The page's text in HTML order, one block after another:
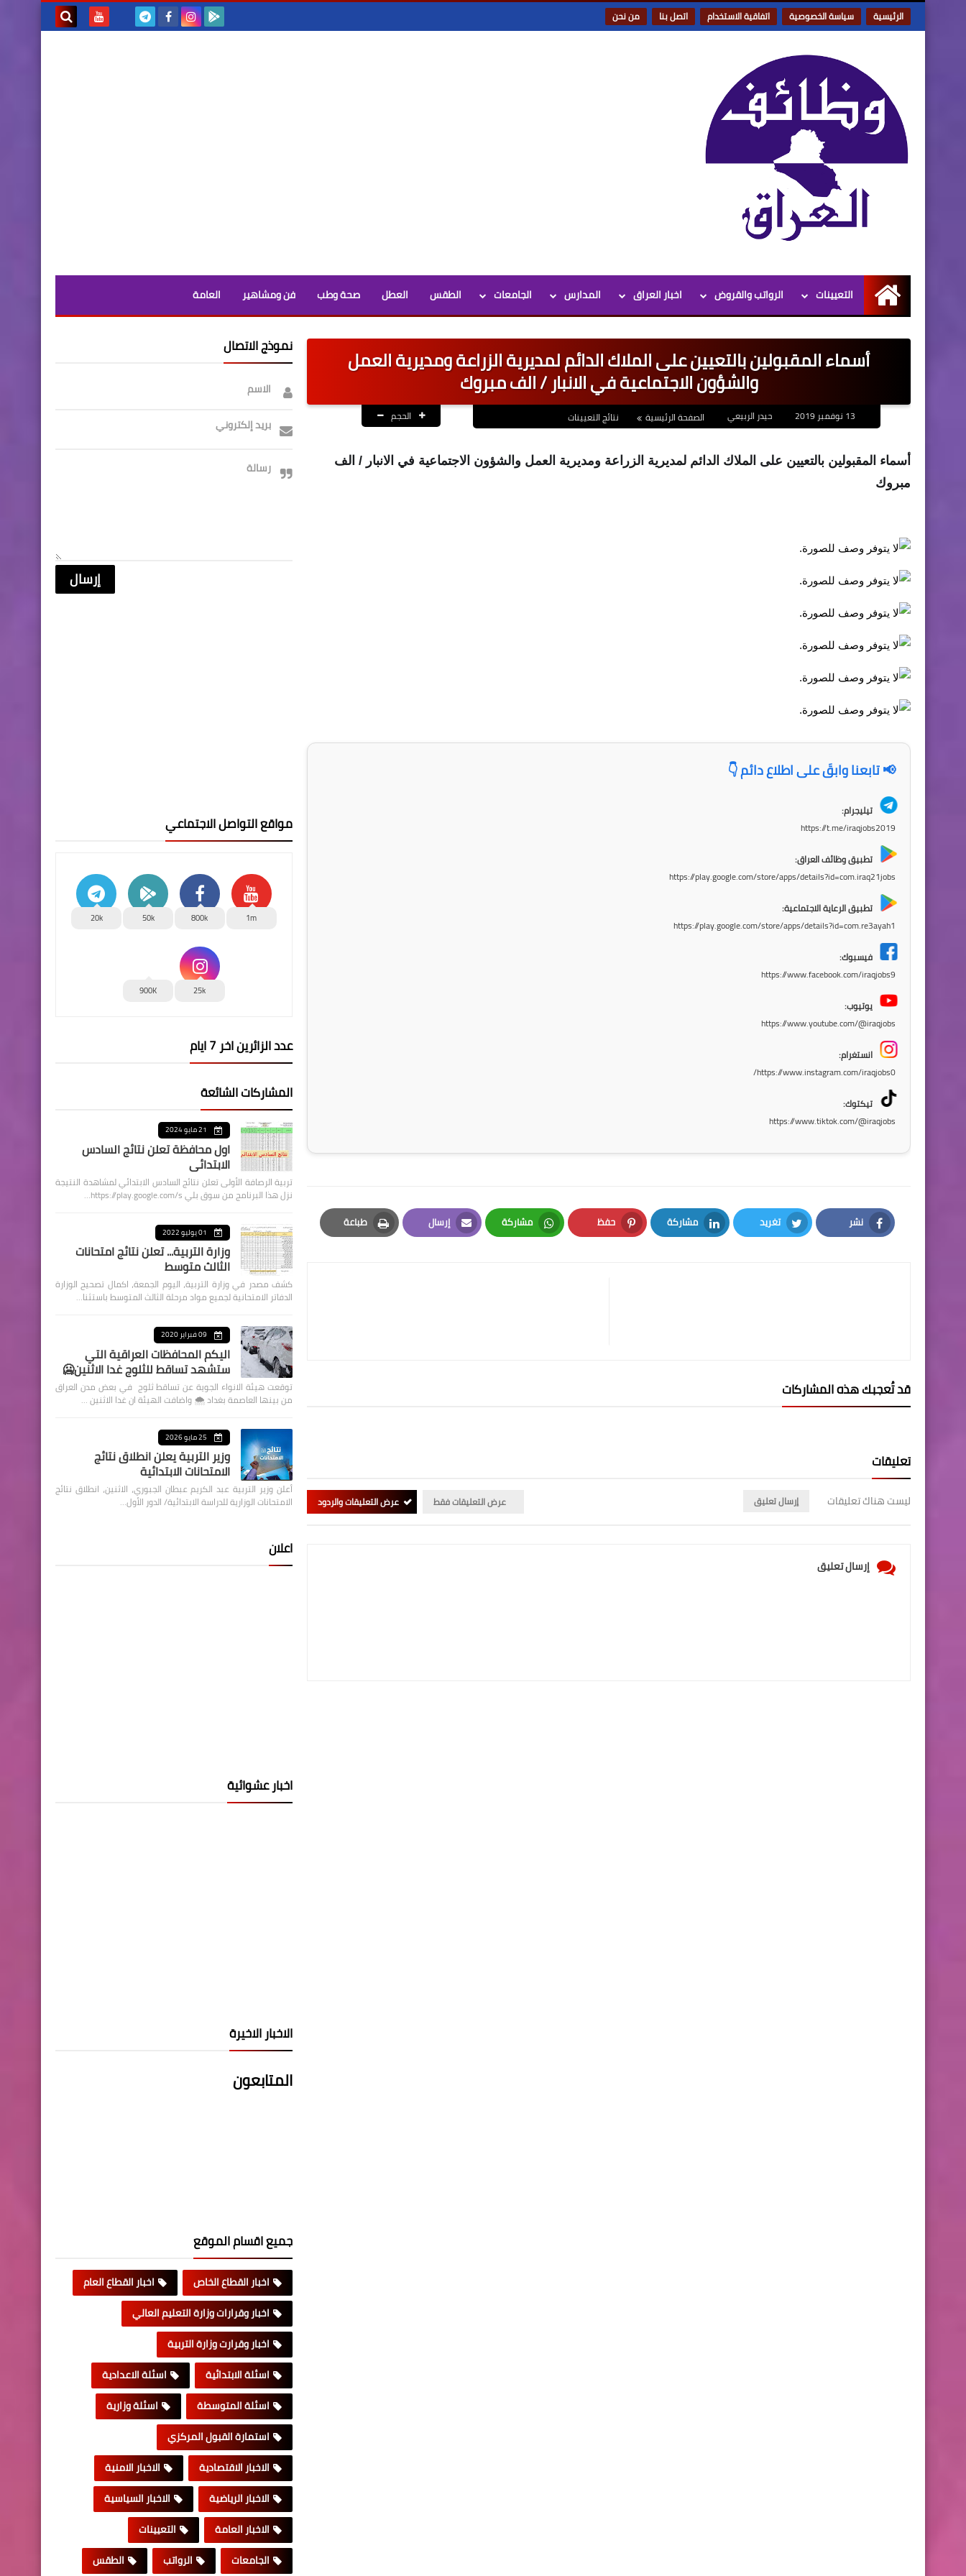
الرئيسية سياسة الخصوصية اتفاقية الاستخدام اتصل بنا من نحن
الرئيسية
التعيينات الرواتب والقروض اخبار العراق المدارس الجامعات الطقس العطل صحة وطب فن ومشاهير العامة
أسماء المقبولين بالتعيين على الملاك الدائم لمديرية الزراعة ومديرية العمل
والشؤون الاجتماعية في الانبار / الف مبروك
حيدر الربيعي الصفحة الرئيسية نتائج التعيينات الحجم
أسماء المقبولين بالتعيين على الملاك الدائم لمديرية الزراعة ومديرية العمل والشؤون الاجتماعية في الانبار / الف
مبروك
📢 تابعنا وابقَ على اطلاع دائم 👇
تيليجرام:
https://t.me/iraqjobs2019
تطبيق وظائف العراق:
https://play.google.com/store/apps/details?id=com.iraq21jobs
تطبيق الرعاية الاجتماعية:
https://play.google.com/store/apps/details?id=com.re3ayah1
فيسبوك:
https://www.facebook.com/iraqjobs9
يوتيوب:
https://www.youtube.com/@iraqjobs
انستغرام:
https://www.instagram.com/iraqjobs0/
تيكتوك:
https://www.tiktok.com/@iraqjobs
نشر
Facebook
تغريد
Twitter
مشاركة
LinkedIn
حفظ
Pinterest
مشاركة
Whatsapp
إرسال
Email
طباعة
Print
قد تُعجبك هذه المشاركات
تعليقات
ليست هناك تعليقات إرسال تعليق عرض التعليقات فقط عرض التعليقات والردود
إرسال تعليق
نموذج الاتصال
الاسم
بريد إلكتروني
رسالة
مواقع التواصل الاجتماعي
1m
800k
50k
20k
25k
900K
عدد الزائرين اخر 7 ايام
المشاركات الشائعة
21 مايو 2024
اول محافظة تعلن نتائج السادس
الابتدائي
تربية الرصافة الأولى تعلن نتائج السادس الابتدائي لمشاهدة النتيجة
نزل هذا البرنامج من سوق بلي https://play.google.com/s…
01 يوليو 2022
وزارة التربية... تعلن نتائج امتحانات
الثالث متوسط
كشف مصدر في وزارة التربية، اليوم الجمعة، اكمال تصحيح الوزارة
الدفاتر الامتحانية لجميع مواد مرحلة الثالث المتوسط باستثنا…
09 فبراير 2020
اليكم المحافظات العراقية التي
ستشهد تساقط للثلوج غدا الاثنين🥶
توقعت هيئة الانواء الجوية عن تساقط ثلوج في بعض مدن العراق
من بينها العاصمة بغداد ⁦🌨️⁩ واضافت الهيئة ان غدا الاثنين …
25 مايو 2026
وزير التربية يعلن انطلاق نتائج
الامتحانات الابتدائية
أعلن وزير التربية عبد الكريم عبطان الجبوري، الاثنين، انطلاق نتائج
الامتحانات الوزارية للدراسة الابتدائية/ الدور الأول…
اعلان
اخبار عشوائية
الاخبار الاخيرة
المتابعون
جميع اقسام الموقع
اخبار القطاع الخاص
اخبار القطاع العام
اخبار وقرارات وزارة التعليم العالي
اخبار وقرارت وزارة التربية
اسئلة الابتدائية
اسئلة الاعدادية
اسئلة المتوسطة
اسئلة وزارية
استمارة القبول المركزي
الاخبار الاقتصادية
الاخبار الامنية
الاخبار الرياضية
الاخبار السياسية
الاخبار العامة
التعيينات
الجامعات
الرواتب الطقس